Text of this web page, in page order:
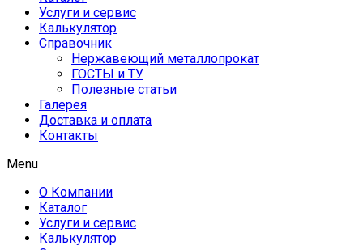
Услуги и сервис
Калькулятор
Справочник
Нержавеющий металлопрокат
ГОСТЫ и ТУ
Полезные статьи
Галерея
Доставка и оплата
Контакты
Menu
О Компании
Каталог
Услуги и сервис
Калькулятор